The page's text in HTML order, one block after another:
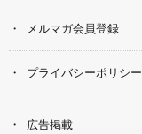
メルマガ会員登録
プライバシーポリシー
広告掲載